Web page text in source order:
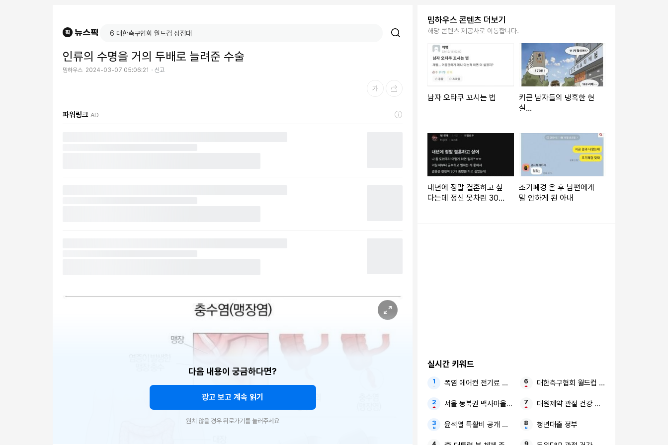
인류의 수명을 거의 두배로 늘려준 수술
밈하우스 2024-03-07 05:06:21 신고
파워링크 AD
다음 내용이 궁금하다면?
광고 보고 계속 읽기
원치 않을 경우 뒤로가기를 눌러주세요
밈하우스 콘텐츠 더보기
해당 콘텐츠 제공사로 이동합니다.
남자 오타쿠 꼬시는 법
키큰 남자들의 냉혹한 현
실...
내년에 정말 결혼하고 싶
다는데 정신 못차린 30후
조기폐경 온 후 남편에게
말 안하게 된 아내
실시간 키워드
폭염 에어컨 전기료 폭탄
서울 동북권 백사마을 재개발 대단지 브랜드 아파트
윤석열 특활비 공개 소송 대법 대통령실
대한축구협회 월드컵 성접대
대원제약 관절 건강 콘드로이친 킹 1200
청년대출 정부